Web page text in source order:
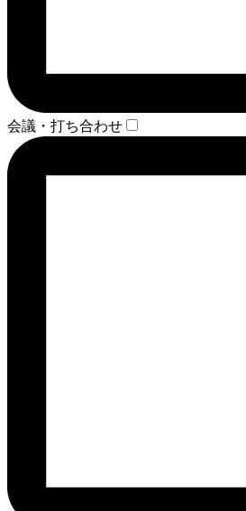
会議・打ち合わせ